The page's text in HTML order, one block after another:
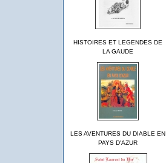
HISTOIRES ET LEGENDES DE
LA GAUDE
LES AVENTURES DU DIABLE EN
PAYS D'AZUR